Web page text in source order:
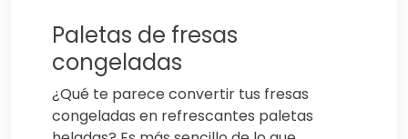
Paletas de fresas
congeladas
¿Qué te parece convertir tus fresas
congeladas en refrescantes paletas